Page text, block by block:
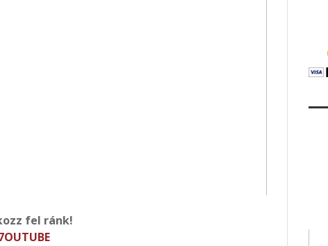
fel ránk!